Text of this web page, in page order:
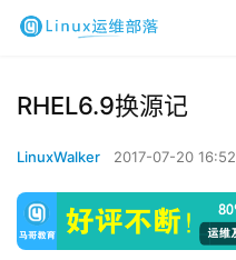
RHEL6.9换源记
LinuxWalker 2017-07-20 16:52